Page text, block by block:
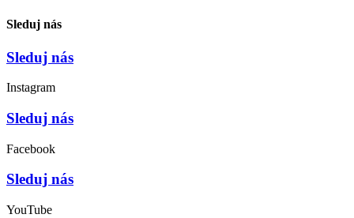
Sleduj nás
Sleduj nás
Instagram
Sleduj nás
Facebook
Sleduj nás
YouTube